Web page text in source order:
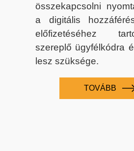
összekapcsolni
a digitális
előfizetéséhez
szereplő ügyfélkódra
lesz szüksége.
TOVÁBB